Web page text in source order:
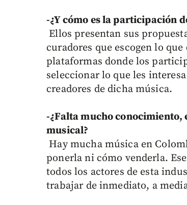
-¿Y cómo es la participación
Ellos presentan sus
curadores que escogen lo
plataformas donde los
seleccionar lo que les
creadores de dicha música.
-¿Falta mucho conocimiento,
musical?
Hay mucha música en
ponerla ni cómo venderla.
todos los actores de esta
trabajar de inmediato, a